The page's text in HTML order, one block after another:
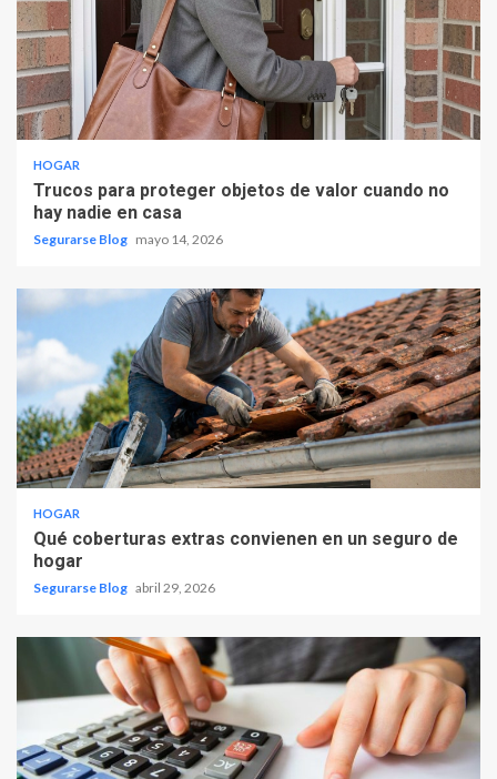
HOGAR
Trucos para proteger objetos de valor cuando no
hay nadie en casa
Segurarse Blog mayo 14, 2026
HOGAR
Qué coberturas extras convienen en un seguro de
hogar
Segurarse Blog abril 29, 2026